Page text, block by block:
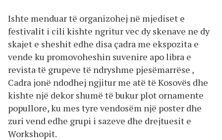
Ishte menduar të organizohej në mjediset e
festivalit i cili kishte ngritur vec dy skenave ne dy
skajet e sheshit edhe disa çadra me ekspozita e
vende ku promovoheshin suvenire apo libra e
revista të grupeve të ndryshme pjesëmarrëse ,
Cadra jonë ndodhej ngjitur me atë të Kosovës dhe
kishte një dekor shumë të bukur plot ornamente
popullore, ku mes tyre vendosëm një poster dhe
zuri vend edhe grupi i sazeve dhe drejtuesit e
Workshopit.